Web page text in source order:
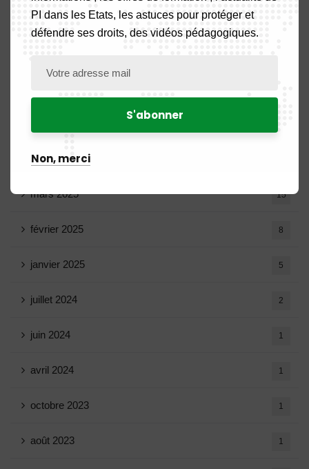
août 2025
avril 2025
mars 2025 15
février 2025 8
janvier 2025 5
juillet 2024 2
juin 2024 1
avril 2024 1
octobre 2023 1
août 2023 1
PI dans les Etats, les astuces pour protéger et
défendre ses droits, des vidéos pédagogiques.
Non, merci